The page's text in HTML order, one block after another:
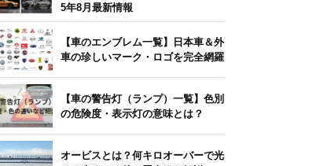
5年8月最新情報
【車のエンブレム一覧】日本車＆外
車の珍しいマーク・ロゴを完全網羅
【車の警告灯（ランプ）一覧】色別
の危険度・表示灯の意味とは？
オービスとは？何キロオーバーで光